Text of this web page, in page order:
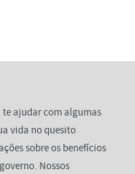
ajudar com algumas
vida no quesito
sobre os benefícios
Nossos